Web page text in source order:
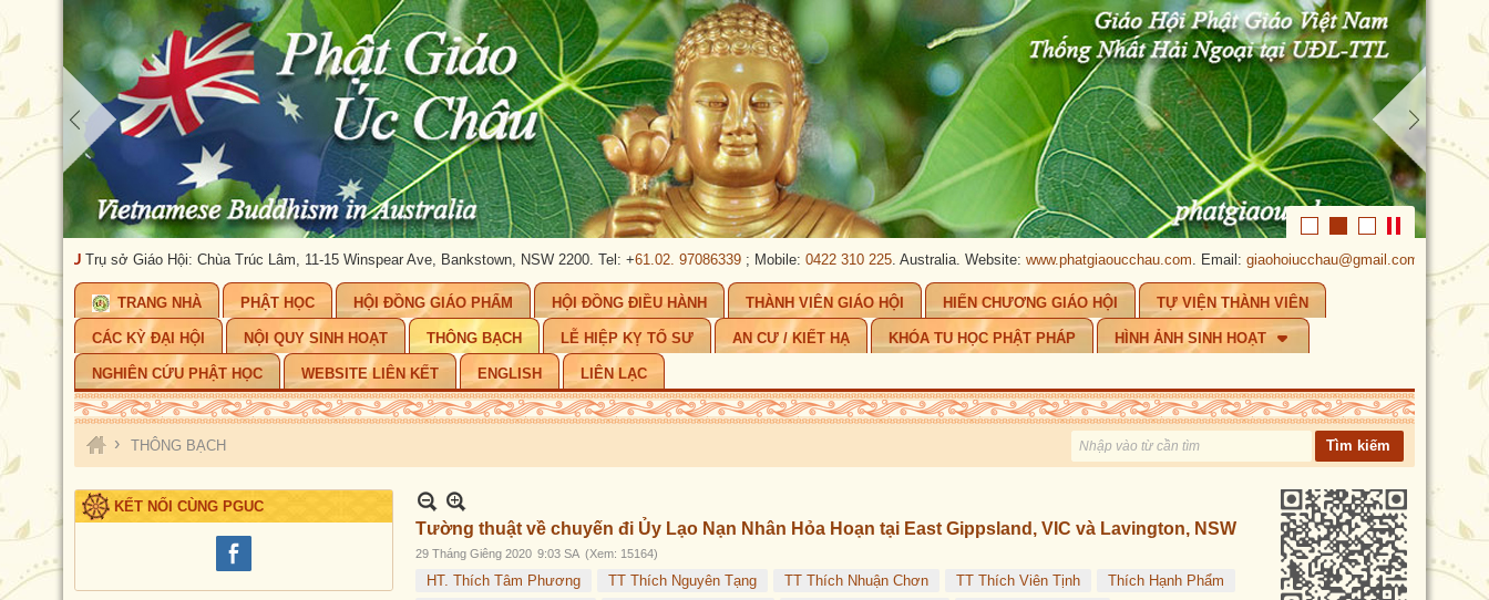
sở Giáo Hội: Chùa Trúc Lâm, 11-15 Winspear Ave, Bankstown, NSW 2200. Tel: +61.02. 97086339; Mobile:0422 310 225 . Australia. Website:www.phatgiaoucchau.com. Email:giaohoiucchau@gmail.com. PHẬT GIÁO ÚC
TRANG NHÀ PHẬT HỌC HỘI ĐỒNG GIÁO PHẨM HỘI ĐỒNG ĐIỀU HÀNH THÀNH VIÊN GIÁO HỘI HIẾN CHƯƠNG GIÁO HỘI TỰ VIỆN THÀNH VIÊN
CÁC KỲ ĐẠI HỘI NỘI QUY SINH HOẠT THÔNG BẠCH LỄ HIỆP KỴ TỔ SƯ AN CƯ / KIẾT HẠ KHÓA TU HỌC PHẬT PHÁP HÌNH ẢNH SINH HOẠT
NGHIÊN CỨU PHẬT HỌC WEBSITE LIÊN KẾT ENGLISH LIÊN LẠC
› THÔNG BẠCH
KẾT NỐI CÙNG PGUC
Tường thuật về chuyến đi Ủy Lạo Nạn Nhân Hỏa Hoạn tại East Gippsland, VIC và Lavington, NSW
29 Tháng Giêng 2020 9:03 SA (Xem: 15164)
HT. Thích Tâm Phương TT Thích Nguyên Tạng TT Thích Nhuận Chơn TT Thích Viên Tịnh
Thích Hạnh Phẩm